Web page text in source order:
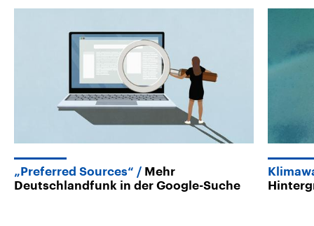
„Preferred Sources“
Mehr
Deutschlandfunk in der Google-Suche